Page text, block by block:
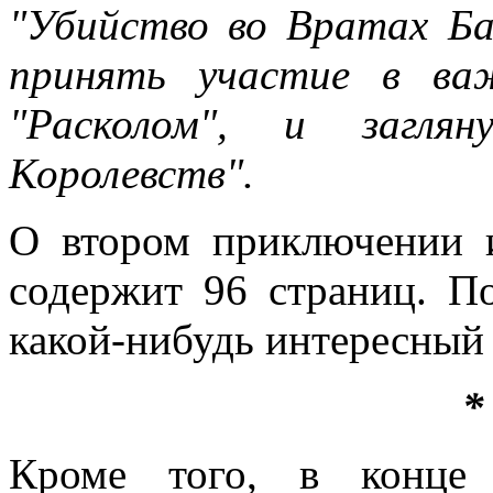
"Убийство во Вратах
принять участие в
"Расколом", и
Королевств".
О втором приключении
содержит 96 страниц.
какой-нибудь
Кроме того, в конце